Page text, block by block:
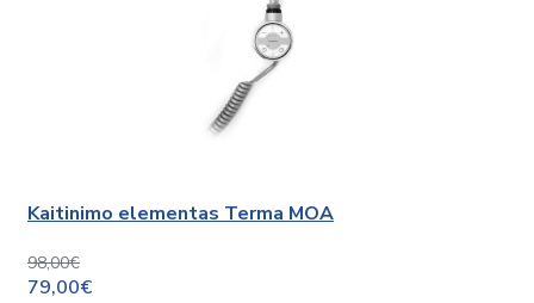
Kaitinimo elementas Terma MOA
98,00€
79,00€